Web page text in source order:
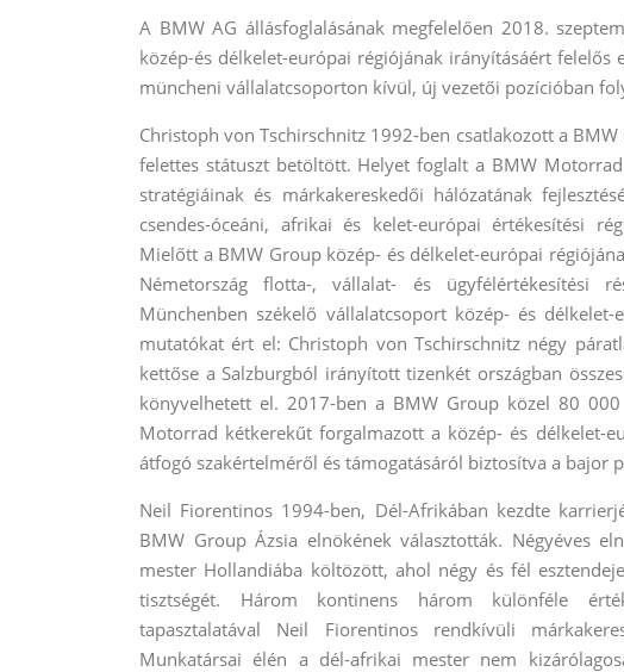
A BMW AG állásfoglalásának megfelelően 2018.
közép-és délkelet-európai régiójának irányításáért
müncheni vállalatcsoporton kívül, új vezetői pozícióban
Christoph von Tschirschnitz 1992-ben csatlakozott a
felettes státuszt betöltött. Helyet foglalt a BMW
stratégiáinak és márkakereskedői hálózatának
csendes-óceáni, afrikai és kelet-európai értékesítési
Mielőtt a BMW Group közép- és délkelet-európai
Németország flotta-, vállalat- és ügyfélértékesítési
Münchenben székelő vállalatcsoport közép- és
mutatókat ért el: Christoph von Tschirschnitz négy
kettőse a Salzburgból irányított tizenkét országban
könyvelhetett el. 2017-ben a BMW Group közel 80
Motorrad kétkerekűt forgalmazott a közép- és délkelet-
átfogó szakértelméről és támogatásáról biztosítva a bajor
Neil Fiorentinos 1994-ben, Dél-Afrikában kezdte
BMW Group Ázsia elnökének választották. Négyéves
mester Hollandiába költözött, ahol négy és fél
tisztségét. Három kontinens három különféle
tapasztalatával Neil Fiorentinos rendkívüli
Munkatársai élén a dél-afrikai mester nem